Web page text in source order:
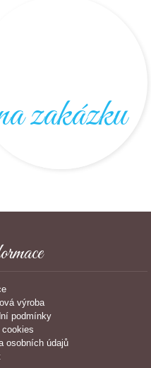
zakázku
výroba
podmínky
osobních údajů